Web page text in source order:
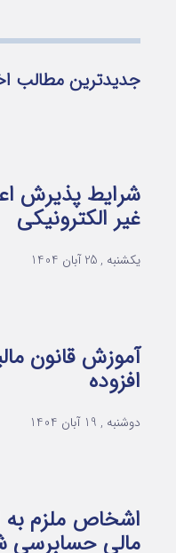
جدیدترین مطالب
شرایط پذیرش
غیر الکترونیکی
یکشنبه , 25 آبان 1404
آموزش قانون
افزوده
دوشنبه , 19 آبان 1404
اشخاص ملزم به
مالی حسابرسی شده